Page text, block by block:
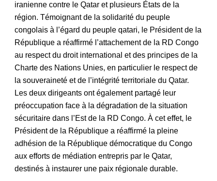
iranienne contre le Qatar et plusieurs États de la
région. Témoignant de la solidarité du peuple
congolais à l’égard du peuple qatari, le Président de la
République a réaffirmé l’attachement de la RD Congo
au respect du droit international et des principes de la
Charte des Nations Unies, en particulier le respect de
la souveraineté et de l’intégrité territoriale du Qatar.
Les deux dirigeants ont également partagé leur
préoccupation face à la dégradation de la situation
sécuritaire dans l’Est de la RD Congo. À cet effet, le
Président de la République a réaffirmé la pleine
adhésion de la République démocratique du Congo
aux efforts de médiation entrepris par le Qatar,
destinés à instaurer une paix régionale durable.